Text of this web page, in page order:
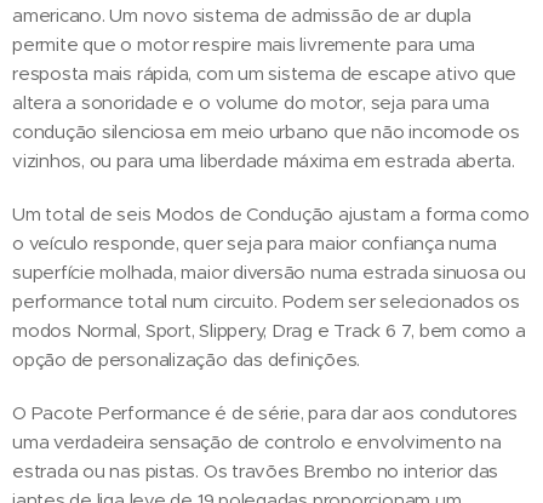
americano. Um novo sistema de admissão de ar dupla
permite que o motor respire mais livremente para uma
resposta mais rápida, com um sistema de escape ativo que
altera a sonoridade e o volume do motor, seja para uma
condução silenciosa em meio urbano que não incomode os
vizinhos, ou para uma liberdade máxima em estrada aberta.
Um total de seis Modos de Condução ajustam a forma como
o veículo responde, quer seja para maior confiança numa
superfície molhada, maior diversão numa estrada sinuosa ou
performance total num circuito. Podem ser selecionados os
modos Normal, Sport, Slippery, Drag e Track 6 7, bem como a
opção de personalização das definições.
O Pacote Performance é de série, para dar aos condutores
uma verdadeira sensação de controlo e envolvimento na
estrada ou nas pistas. Os travões Brembo no interior das